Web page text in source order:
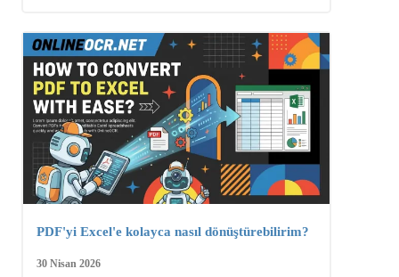
PDF'yi Excel'e kolayca nasıl dönüştürebilirim?
30 Nisan 2026